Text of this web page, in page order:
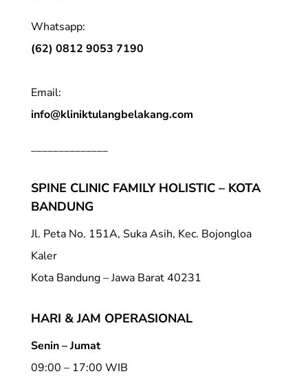
Whatsapp:
(62) 0812 9053 7190
Email:
info@kliniktulangbelakang.com
______________
SPINE CLINIC FAMILY HOLISTIC – KOTA
BANDUNG
Jl. Peta No. 151A, Suka Asih, Kec. Bojongloa
Kaler
Kota Bandung – Jawa Barat 40231
HARI & JAM OPERASIONAL
Senin – Jumat
09:00 – 17:00 WIB